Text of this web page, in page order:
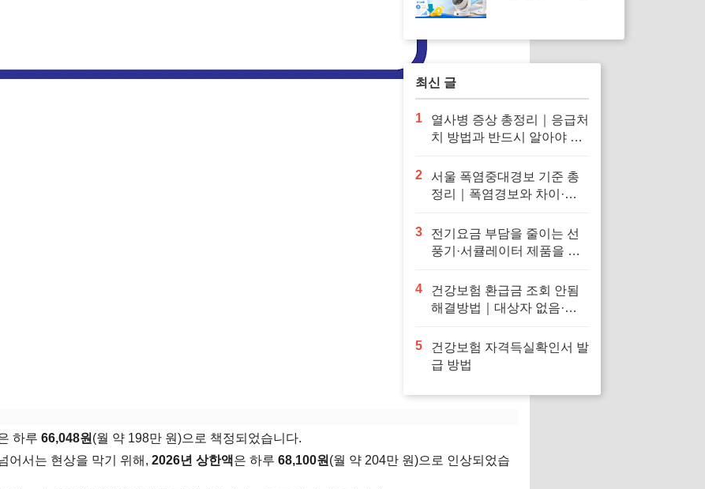
하루 66,048원 (월 약 198만 원)으로 책정되었습니다.
어서는 현상을 막기 위해, 2026년 상한액은 하루 68,100원 (월 약 204만 원)으로 인상되었습
최신 글
1
열사병 증상 총정리｜응급처
치 방법과 반드시 알아야 할
2
서울 폭염중대경보 기준 총
정리｜폭염경보와 차이·행
3
전기요금 부담을 줄이는 선
풍기·서큘레이터 제품을 확
4
건강보험 환급금 조회 안됨
해결방법｜대상자 없음·신
5
건강보험 자격득실확인서 발
급 방법